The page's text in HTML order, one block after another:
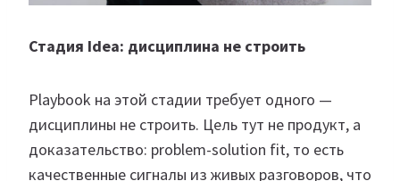
Стадия Idea: дисциплина не строить
Playbook на этой стадии требует одного —
дисциплины не строить. Цель тут не продукт, а
доказательство: problem-solution fit, то есть
качественные сигналы из живых разговоров, что